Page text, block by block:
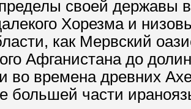
своей державы
Хорезма и
как Мервский
Афганистана до
во времена древних
большей части